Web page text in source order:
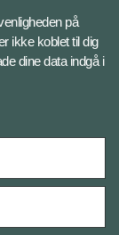
på
ikke koblet til dig
dine data indgå i